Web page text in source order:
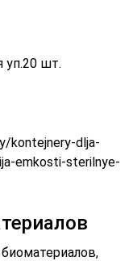
уп.20 шт.
kontejnery-dlja-
emkosti-sterilnye-